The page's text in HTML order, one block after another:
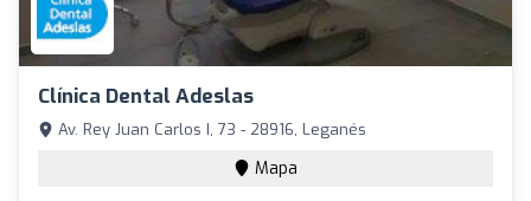
Clínica Dental Adeslas
Av. Rey Juan Carlos I, 73 - 28916, Leganés
Mapa